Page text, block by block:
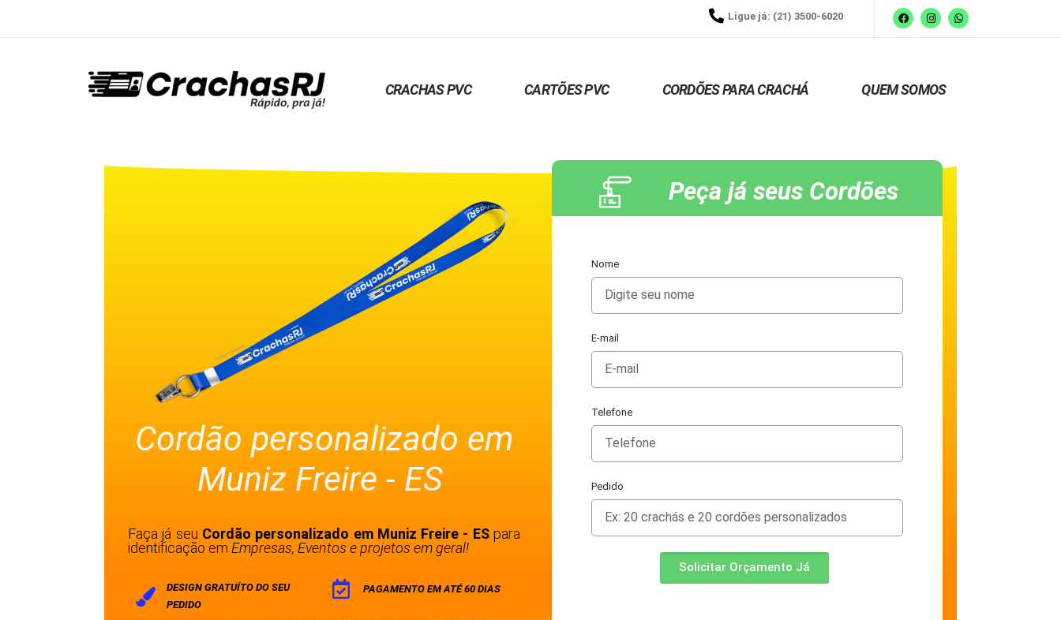
Ligue já: (21) 3500-6020
CRACHAS PVC CARTÕES PVC CORDÕES PARA CRACHÁ QUEM SOMOS
Cordão personalizado em
Muniz Freire - ES
Faça já seu Cordão personalizado em Muniz Freire - ESpara
identificação emEmpresas, Eventos e projetos em geral!
DESIGN GRATUÍTO DO SEU
PEDIDO
PAGAMENTO EM ATÉ 60 DIAS
Peça já seus Cordões
Nome
E-mail
Telefone
Pedido
Solicitar Orçamento Já